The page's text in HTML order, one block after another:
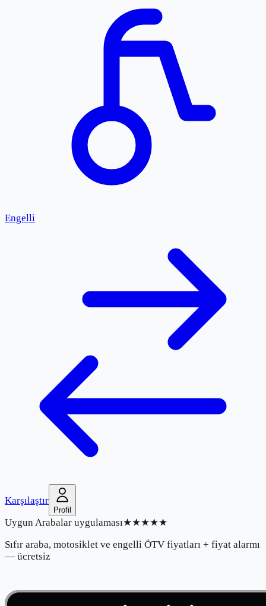
Engelli
Karşılaştır
Profil
Uygun Arabalar uygulaması★★★★★
Sıfır araba, motosiklet ve engelli ÖTV fiyatları + fiyat alarmı
— ücretsiz